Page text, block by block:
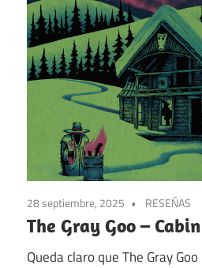
28 septiembre, 2025 RESEÑAS
The Gray Goo –
Queda claro que The Gray